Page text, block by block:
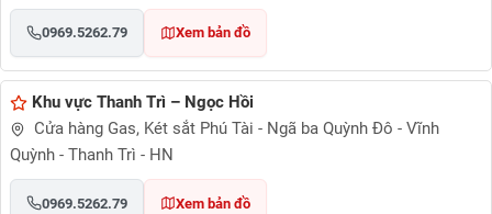
0969.5262.79 Xem bản đồ
Khu vực Thanh Trì – Ngọc Hồi
Cửa hàng Gas, Két sắt Phú Tài - Ngã ba Quỳnh Đô - Vĩnh
Quỳnh - Thanh Trì - HN
0969.5262.79 Xem bản đồ